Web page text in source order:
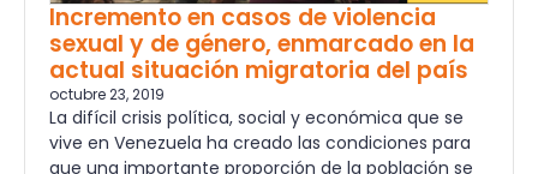
Incremento en casos de violencia
sexual y de género, enmarcado en la
actual situación migratoria del país
octubre 23, 2019
La difícil crisis política, social y económica que se
vive en Venezuela ha creado las condiciones para
que una importante proporción de la población se